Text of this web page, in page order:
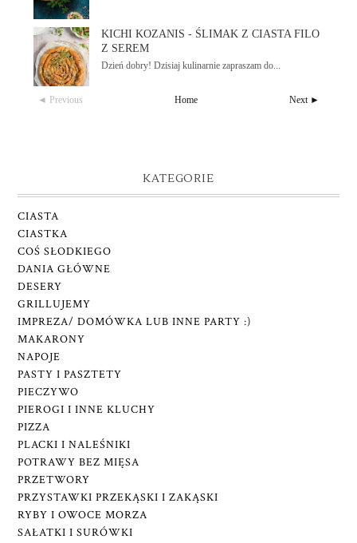
KICHI KOZANIS - ŚLIMAK Z CIASTA FILO
Z SEREM
Dzień dobry! Dzisiaj kulinarnie zapraszam do...
◄ Previous Next ►
Home
KATEGORIE
CIASTA
CIASTKA
COŚ SŁODKIEGO
DANIA GŁÓWNE
DESERY
GRILLUJEMY
IMPREZA/ DOMÓWKA LUB INNE PARTY :)
MAKARONY
NAPOJE
PASTY I PASZTETY
PIECZYWO
PIEROGI I INNE KLUCHY
PIZZA
PLACKI I NALEŚNIKI
POTRAWY BEZ MIĘSA
PRZETWORY
PRZYSTAWKI PRZEKĄSKI I ZAKĄSKI
RYBY I OWOCE MORZA
SAŁATKI I SURÓWKI